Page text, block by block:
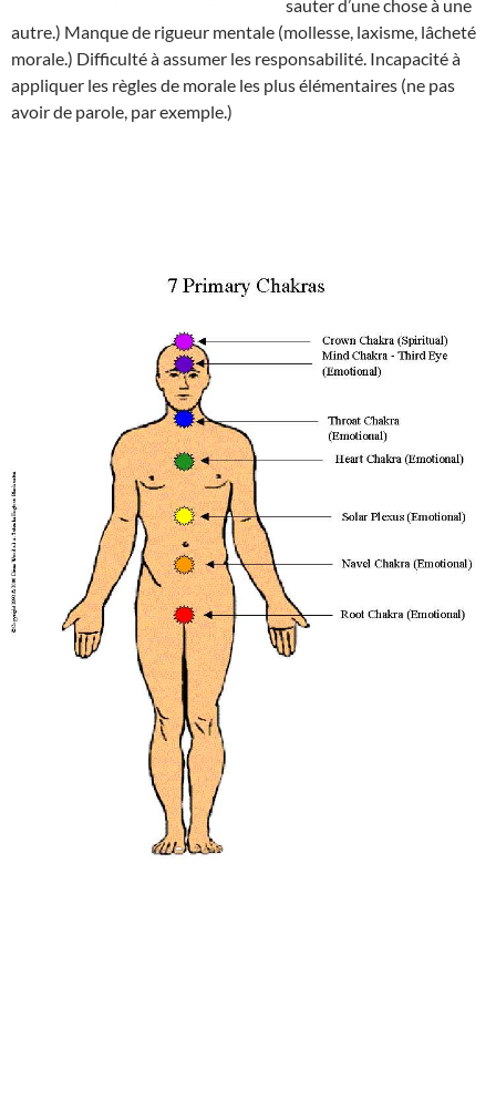
sauter d’une chose à une
autre.) Manque de rigueur mentale (mollesse, laxisme, lâcheté
morale.) Difficulté à assumer les responsabilité. Incapacité à
appliquer les règles de morale les plus élémentaires (ne pas
avoir de parole, par exemple.)